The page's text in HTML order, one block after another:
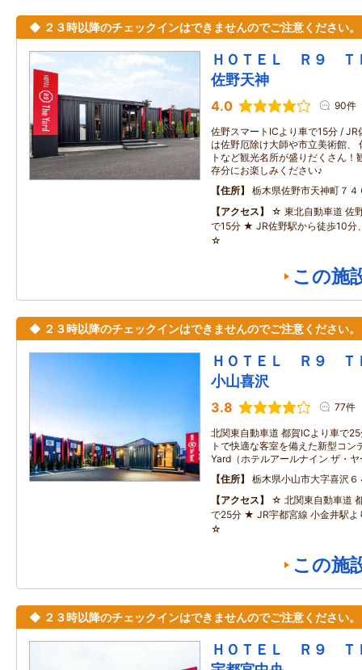
◆ ２３時以降のチェックインはできませんのでご注意ください。
ＨＯＴＥＬ Ｒ９
佐野天神
4.0 90件
佐野スマートICより車で15分 /
は佐野厄除け大師や市立美術館、
トなど観光名所が盛りだくさん
存分にお楽しみください♪
住所
栃木県佐野市天神町７４
アクセス
☆ 東北自動車道 佐
で15分 ★ JR佐野駅から徒歩10分
☆
この施
◆ ２３時以降のチェックインはできませんのでご注意ください。
ＨＯＴＥＬ Ｒ９
小山喜沢
3.8 77件
北関東自動車道 都賀ICより車で
トで快適な客室を備えた新型コ
Yard（ホテルアールナイン ザ・
住所
栃木県小山市大字喜沢６
アクセス
☆ 北関東自動車道
で25分 ★ JR宇都宮線 小金井駅よ
☆
この施
◆ ２３時以降のチェックインはできませんのでご注意ください。
ＨＯＴＥＬ Ｒ９